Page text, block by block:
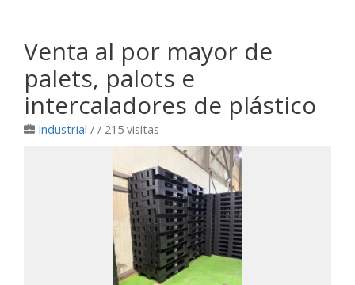
Venta al por mayor de
palets, palots e
intercaladores de plástico
Industrial / / 215 visitas